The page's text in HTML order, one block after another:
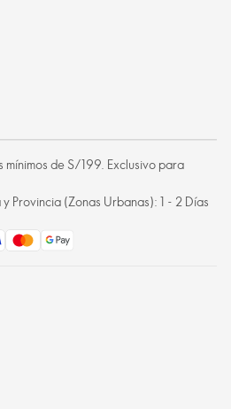
de S/199. Exclusivo para
Provincia (Zonas Urbanas): 1 - 2 Días